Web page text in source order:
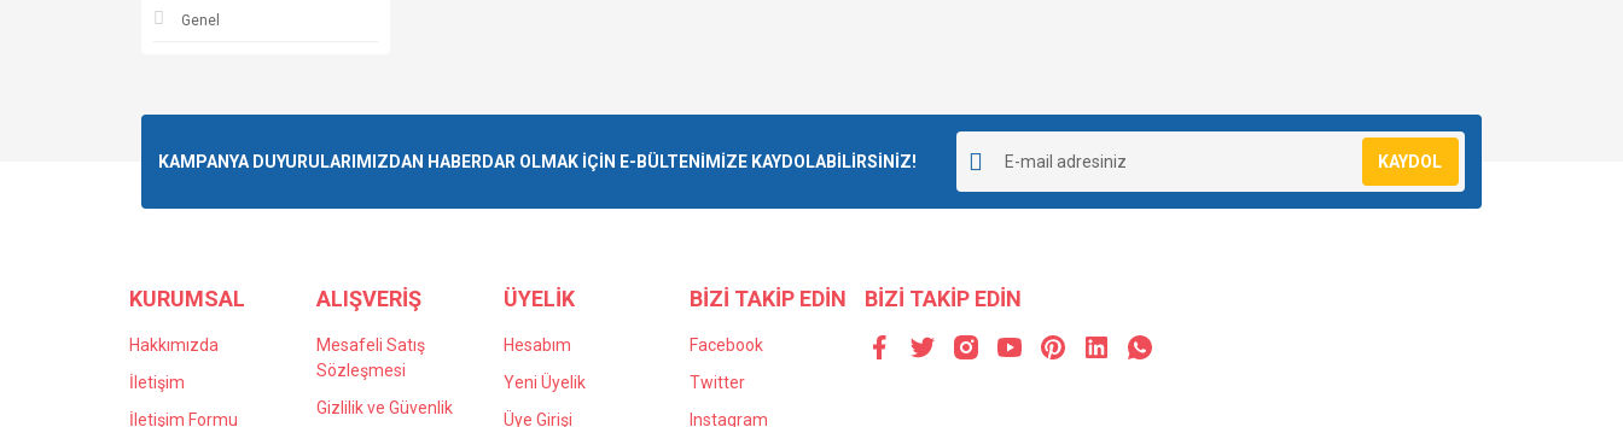
Genel
KAMPANYA DUYURULARIMIZDAN HABERDAR OLMAK İÇİN E-BÜLTENİMİZE KAYDOLABİLİRSİNİZ! KAYDOL
KURUMSAL
Hakkımızda
İletişim
İletişim Formu
ALIŞVERİŞ
Mesafeli Satış
Sözleşmesi
Gizlilik ve Güvenlik
ÜYELİK
Hesabım
Yeni Üyelik
Üye Girişi
BİZİ TAKİP EDİN
Facebook
Twitter
Instagram
BİZİ TAKİP EDİN